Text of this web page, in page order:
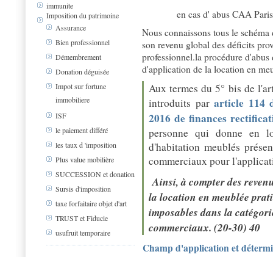
immunite
Imposition du patrimoine
Assurance
Bien professionnel
Démembrement
Donation déguisée
Impot sur fortune
immobiliere
ISF
le paiement différé
les taux d 'imposition
Plus value mobilière
SUCCESSION et donation
Sursis d'imposition
taxe forfaitaire objet d'art
TRUST et Fiducie
usufruit temporaire
en cas d' abus CAA
Nous connaissons tous le
son revenu global des déficits
professionnel.la procédure
d'application de la location en
Aux termes du 5° bis de
introduits pararticle 114
2016 de finances
personne qui donne en
d'habitation meublés
commerciaux pour
Ainsi, à compter des
la location en meublée
imposables dans la
commerciaux. (20-30) 40
Champ d'application et